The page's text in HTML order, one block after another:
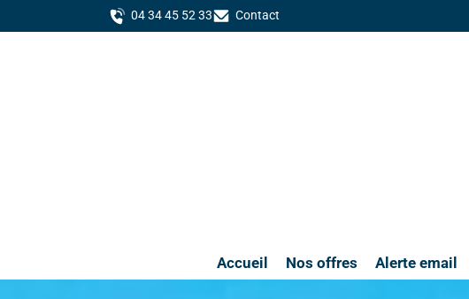
04 34 45 52 33 Contact
Accueil Nos offres Alerte email